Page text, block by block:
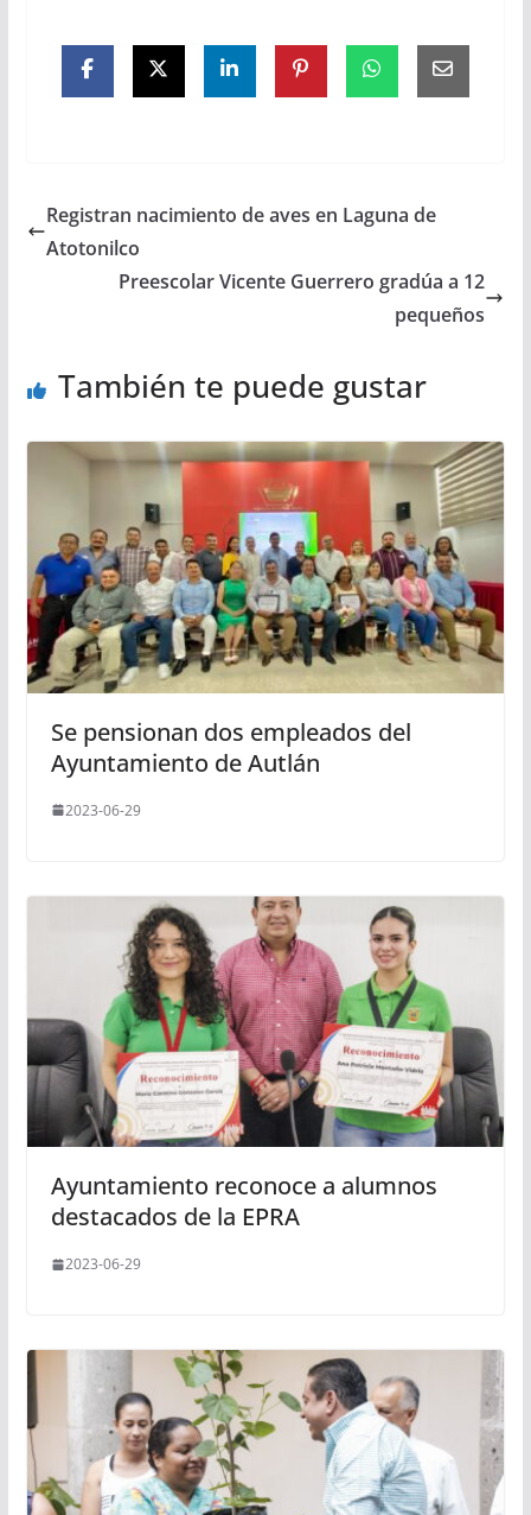
Registran nacimiento de aves en Laguna de
Atotonilco
Preescolar Vicente Guerrero gradúa a 12
pequeños
También te puede gustar
Se pensionan dos empleados del
Ayuntamiento de Autlán
2023-06-29
Ayuntamiento reconoce a alumnos
destacados de la EPRA
2023-06-29